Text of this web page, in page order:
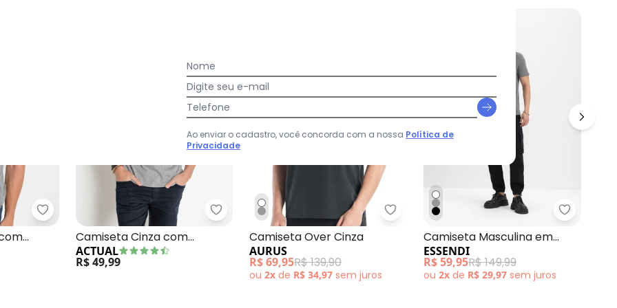
CinzaActual - Camiseta Mescla com Mangas CurtasActual - Camiseta Cinza com Detalhe nas Mangas
Camiseta Cinza com
Detalhe nas Mangas
ACTUAL
R$ 49,99
Aurus - Camiseta Over Cinza
Camiseta Over Cinza
AURUS
R$ 69,95R$ 139,90
ou2xde R$ 34,97semjuros
Essendi -
Camiseta Masculina em
Malha Cinza
ESSENDI
R$ 59,95R$ 149,99
ou2xde R$ 29,97semjuros
Nome
Digite seu e-mail
Telefone
Ao enviar o cadastro, você concorda com a nossa Política de
Privacidade